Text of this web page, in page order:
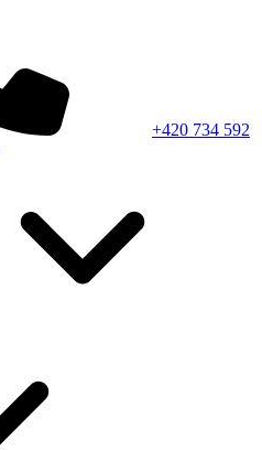
+420 734 592